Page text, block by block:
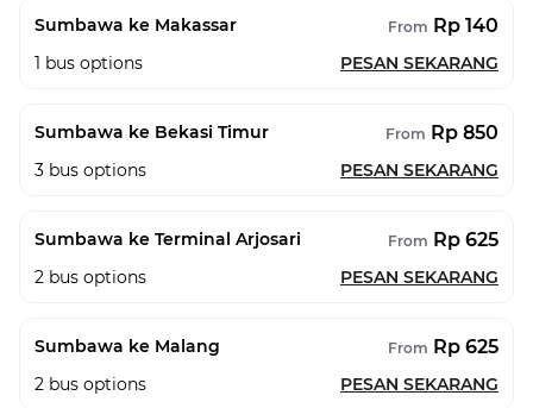
Sumbawa ke Makassar From Rp 140
1 bus options PESAN SEKARANG
Sumbawa ke Bekasi Timur From Rp 850
3 bus options PESAN SEKARANG
Sumbawa ke Terminal Arjosari From Rp 625
2 bus options PESAN SEKARANG
Sumbawa ke Malang From Rp 625
2 bus options PESAN SEKARANG